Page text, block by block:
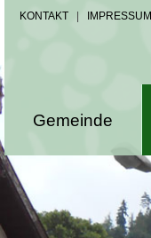
KONTAKT IMPRESSUM
Gemeinde